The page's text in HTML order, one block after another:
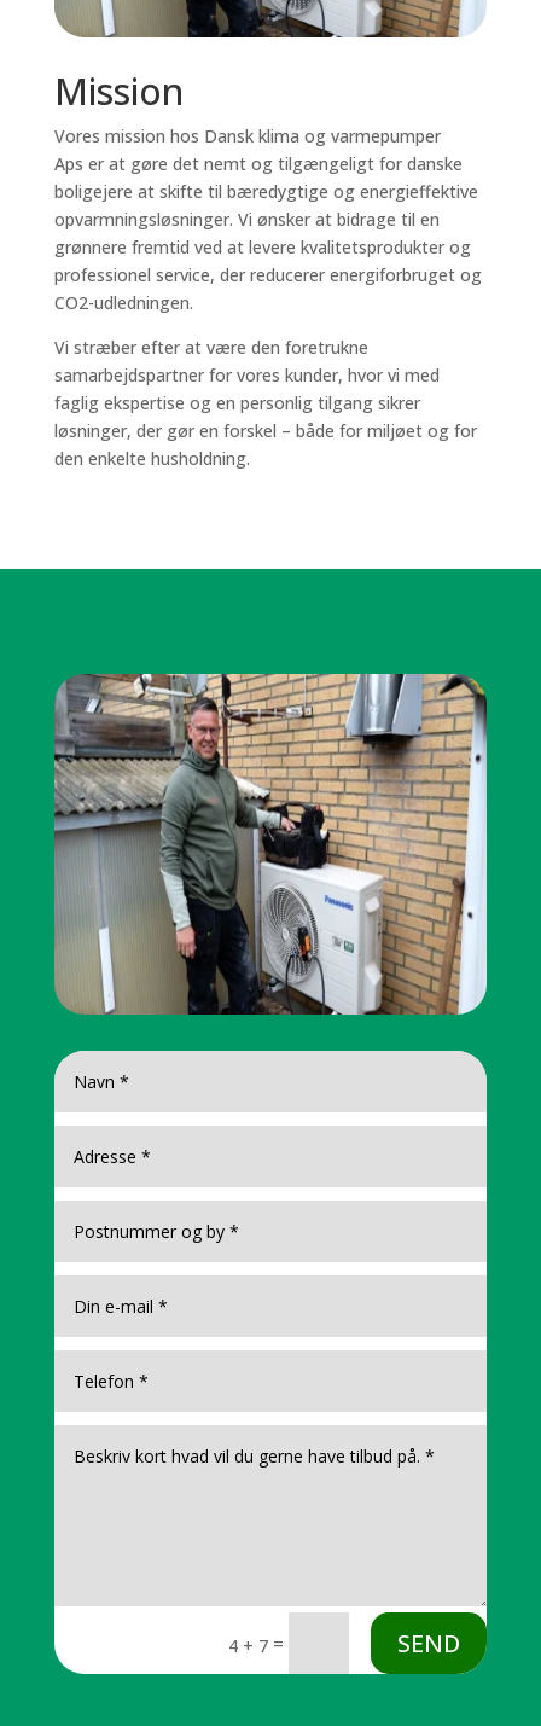
Mission
Vores mission hos Dansk klima og varmepumper
Aps er at gøre det nemt og tilgængeligt for danske
boligejere at skifte til bæredygtige og energieffektive
opvarmningsløsninger. Vi ønsker at bidrage til en
grønnere fremtid ved at levere kvalitetsprodukter og
professionel service, der reducerer energiforbruget og
CO2-udledningen.
Vi stræber efter at være den foretrukne
samarbejdspartner for vores kunder, hvor vi med
faglig ekspertise og en personlig tilgang sikrer
løsninger, der gør en forskel – både for miljøet og for
den enkelte husholdning.
4 + 7 = SEND